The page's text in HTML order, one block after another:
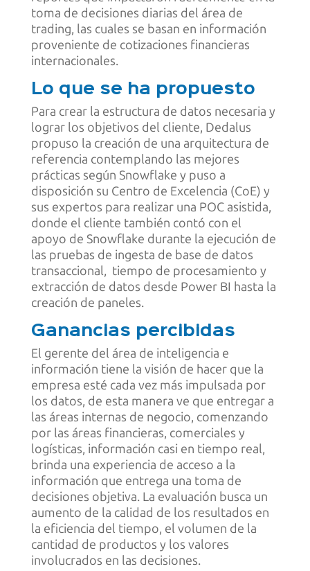
toma de decisiones diarias del área de
trading, las cuales se basan en información
proveniente de cotizaciones financieras
internacionales.
Lo que se ha propuesto
Para crear la estructura de datos necesaria y
lograr los objetivos del cliente, Dedalus
propuso la creación de una arquitectura de
referencia contemplando las mejores
prácticas según Snowflake y puso a
disposición su Centro de Excelencia (CoE) y
sus expertos para realizar una POC asistida,
donde el cliente también contó con el
apoyo de Snowflake durante la ejecución de
las pruebas de ingesta de base de datos
transaccional, tiempo de procesamiento y
extracción de datos desde Power BI hasta la
creación de paneles.
Ganancias percibidas
El gerente del área de inteligencia e
información tiene la visión de hacer que la
empresa esté cada vez más impulsada por
los datos, de esta manera ve que entregar a
las áreas internas de negocio, comenzando
por las áreas financieras, comerciales y
logísticas, información casi en tiempo real,
brinda una experiencia de acceso a la
información que entrega una toma de
decisiones objetiva. La evaluación busca un
aumento de la calidad de los resultados en
la eficiencia del tiempo, el volumen de la
cantidad de productos y los valores
involucrados en las decisiones.